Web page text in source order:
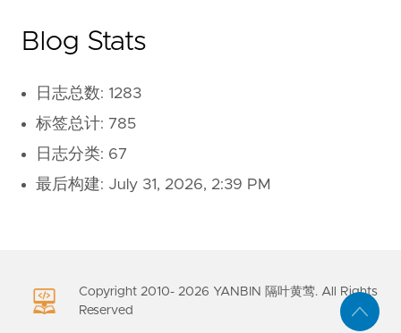
Blog Stats
日志总数: 1283
标签总计: 785
日志分类: 67
最后构建: July 31, 2026, 2:39 PM
Copyright 2010- 2026 YANBIN 隔叶黄莺. All Rights
Reserved